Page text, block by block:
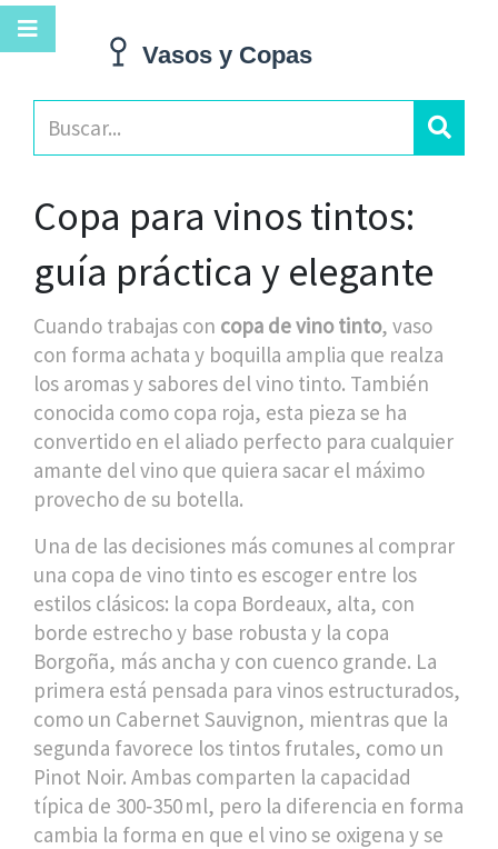
Copa para vinos tintos:
guía práctica y elegante
Cuando trabajas con copa de vino tinto, vaso
con forma achata y boquilla amplia que realza
los aromas y sabores del vino tinto. También
conocida como copa roja, esta pieza se ha
convertido en el aliado perfecto para cualquier
amante del vino que quiera sacar el máximo
provecho de su botella.
Una de las decisiones más comunes al comprar
una copa de vino tinto es escoger entre los
estilos clásicos: la copa Bordeaux, alta, con
borde estrecho y base robusta y la copa
Borgoña, más ancha y con cuenco grande. La
primera está pensada para vinos estructurados,
como un Cabernet Sauvignon, mientras que la
segunda favorece los tintos frutales, como un
Pinot Noir. Ambas comparten la capacidad
típica de 300‑350 ml, pero la diferencia en forma
cambia la forma en que el vino se oxigena y se